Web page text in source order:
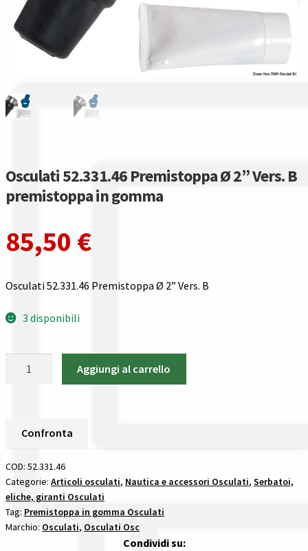
Assicurazione integrativa Garanzia3
Bonus fiscali 2025
Diritto di recesso
Gestione resi
Guida all’utilizzo del sito
Pagamenti
Privacy policy
Confronta
Confronta
Riepilogo ordine
Spedizioni in europa
Spedizioni in italia
Tutte le categorie dei prodotti
Osculati 52.331.46 Premistoppa Ø 2” Vers. B
premistoppa in gomma
85,50 €
Osculati 52.331.46 Premistoppa Ø 2” Vers. B
3 disponibili
B
premistoppa
in
gomma
quantità
Aggiungi al carrello
Confronta
COD: 52.331.46
Categorie: Articoli osculati, Nautica e accessori Osculati, Serbatoi,
eliche, giranti Osculati
Tag: Premistoppa in gomma Osculati
Marchio: Osculati, Osculati Osc
Condividi su: